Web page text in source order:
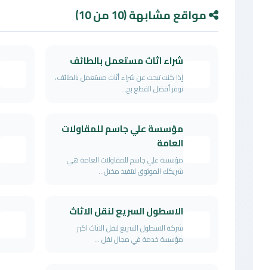
مواقع مشابهة (10 من 10)
شراء اثاث مستعمل بالطائف
إذا كنت تبحث عن شراء أثاث مستعمل بالطائف،
نوفر أفضل القطع بح...
مؤسسة علي جاسم للمقاولات
العامة
مؤسسة علي جاسم للمقاولات العامة هي
شريكك الموثوق لتنفيذ مختل...
الاسطول السريع لنقل الاثاث
شركة الاسطول السريع لنقل الاثاث اكبر
مؤسسة خدمة في مجال نقل ...